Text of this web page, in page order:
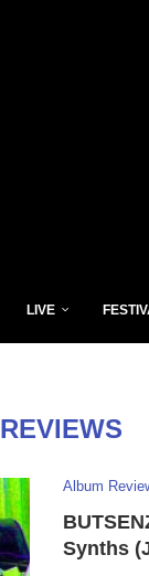
LIVE
REVIEWS
Album
Synths